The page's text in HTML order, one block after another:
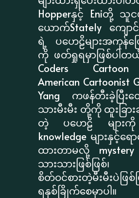
Hopperနှင့် Eniတို့ သူင
ယောက်Stately ကျောင်
ရဲ့ ပဟေဠိများအကုန်ဖြ
ကို ဖတ်ရှုရမှာဖြစ်ပါတယ်
Coders
American Cartoonist
Yang ကဖန်တီးခဲ့ပြီး
သားမီးမီး တို့ကို ထူးခြာ
တဲ့ ပဟေဠိ များကို
knowledge များနှင့်ရေ
ထားတာမလို့
သားသားဖြစ်ဖြစ်
စိတ်ဝင်စားတဲ့မီးမီးပဲဖြ
ရနှစ်ခြိုက်စေမှာပါ။